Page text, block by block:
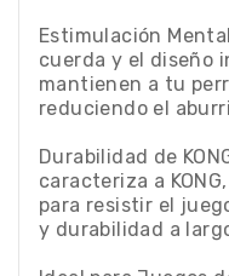
Estimulación
cuerda y el diseño
mantienen a tu
reduciendo el
Durabilidad de
caracteriza a
para resistir el
y durabilidad a